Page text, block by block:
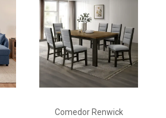
Comedor Renwick